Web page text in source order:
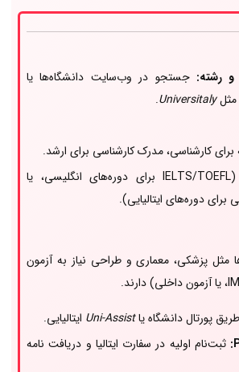
و رشته: جستجو در وب‌سایت دانشگاه‌ها یا
مثلUniversitaly
.
مدرک زبان (IELTS/TOEFL برای دوره‌های انگلیسی، یا
مثل پزشکی، معماری و طراحی نیاز به آزمون
پورتال دانشگاه یاUni-Assist ایتالیایی.
ثبت‌نام اولیه در سفارت ایتالیا و دریافت نامه